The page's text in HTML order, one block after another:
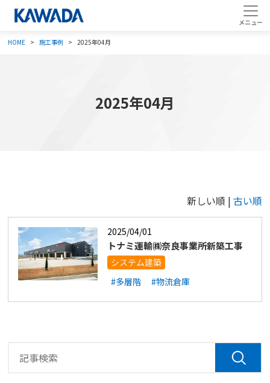
HOME 施工事例 2025年04月
2025年04月
新しい順 | 古い順
2025/04/01
トナミ運輸㈱奈良事業所新築工事
システム建築
#多層階
#物流倉庫